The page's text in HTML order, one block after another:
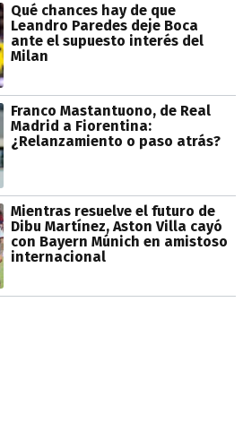
Qué chances hay de que
Leandro Paredes deje Boca
ante el supuesto interés del
Milan
Franco Mastantuono, de Real
Madrid a Fiorentina:
¿Relanzamiento o paso atrás?
Mientras resuelve el futuro de
Dibu Martínez, Aston Villa cayó
con Bayern Múnich en amistoso
internacional